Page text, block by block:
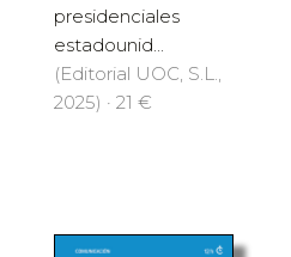
presidenciales
estadounid...
(Editorial UOC, S.L.,
2025) · 21 €